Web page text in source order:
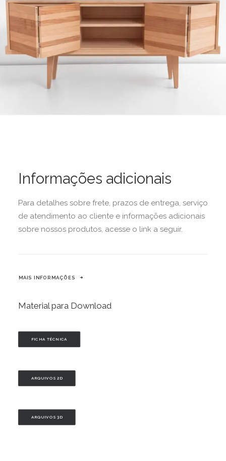
Informações adicionais
Para detalhes sobre frete, prazos de entrega, serviço
de atendimento ao cliente e informações adicionais
sobre nossos produtos, acesse o link a seguir.
MAIS INFORMAÇÕES
Material para Download
FICHA TÉCNICA
ARQUIVOS 2D
ARQUIVOS 3D